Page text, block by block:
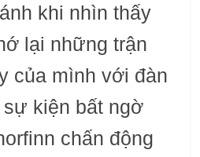
khi nhìn thấy
lại những trận
của mình với đàn
kiện bất ngờ
chấn động